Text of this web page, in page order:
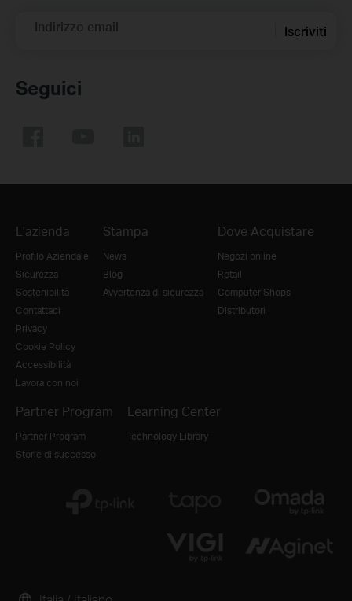
Indirizzo email Iscriviti
Seguici
L'azienda
Profilo Aziendale
Sicurezza
Sostenibilità
Contattaci
Privacy
Cookie Policy
Accessibilità
Lavora con noi
Stampa
News
Blog
Avvertenza di sicurezza
Dove Acquistare
Negozi online
Retail
Computer Shops
Distributori
Partner Program
Partner Program
Storie di successo
Learning Center
Technology Library